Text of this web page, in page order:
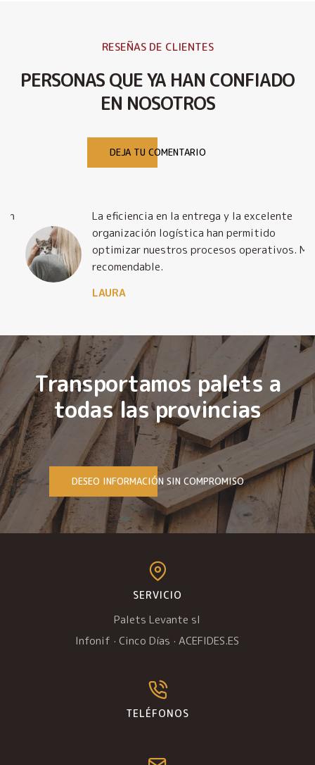
RESEÑAS DE CLIENTES
PERSONAS QUE YA HAN CONFIADO
EN NOSOTROS
DEJA TU COMENTARIO
La eficiencia en la entrega y la excelente
organización logística han permitido
optimizar nuestros procesos operativos. Muy
recomendable.
LAURA
Transportamos palets a
todas las provincias
DESEO INFORMACIÓN SIN COMPROMISO
SERVICIO
Palets Levante sl
Infonif ·Cinco Días ·ACEFIDES.ES
TELÉFONOS